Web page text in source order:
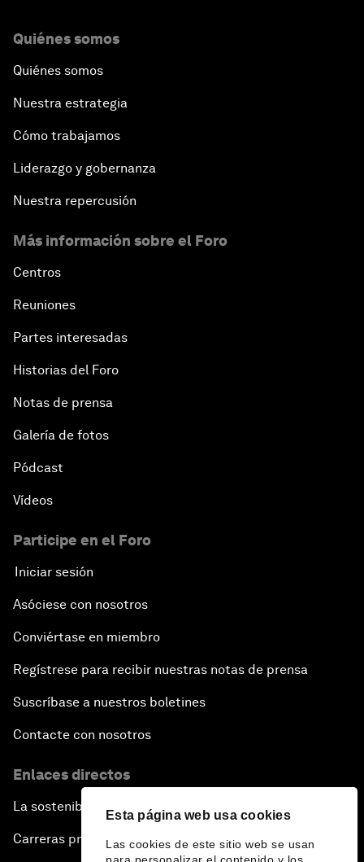
Esta página web usa cookies
Las cookies de este sitio web se usan
Quiénes somos
Quiénes somos
Nuestra estrategia
Cómo trabajamos
Liderazgo y gobernanza
Nuestra repercusión
Más información sobre el Foro
Centros
Reuniones
Partes interesadas
Historias del Foro
Notas de prensa
Galería de fotos
Pódcast
Vídeos
Participe en el Foro
Iniciar sesión
Asóciese con nosotros
Conviértase en miembro
Regístrese para recibir nuestras notas de prensa
Suscríbase a nuestros boletines
Contacte con nosotros
Enlaces directos
La sostenibilidad en el Foro
Carreras profesionales